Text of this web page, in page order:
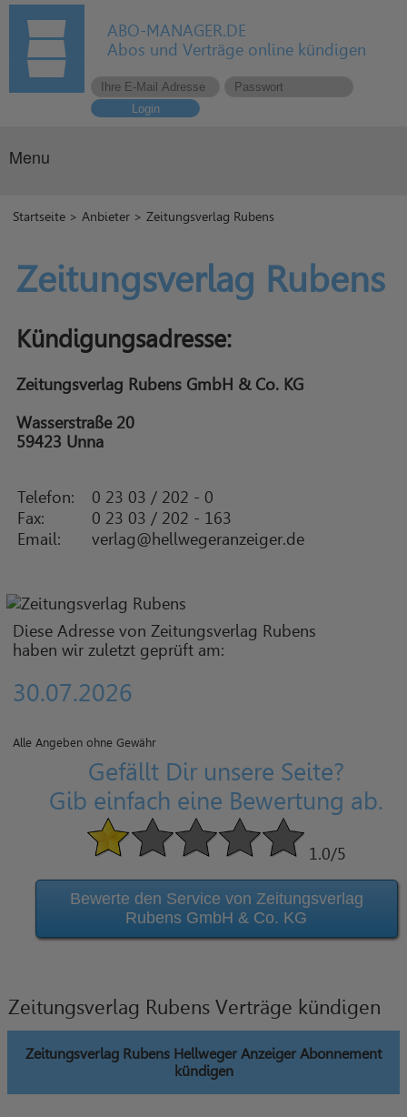
ABO-MANAGER.DE
Abos und Verträge online kündigen
Login
Menu
Startseite >Anbieter > Zeitungsverlag Rubens
Zeitungsverlag Rubens
Kündigungsadresse:
Zeitungsverlag Rubens GmbH & Co. KG
Wasserstraße 20
59423 Unna
Telefon:
0 23 03 / 202 - 0
Fax:
0 23 03 / 202 - 163
Email:
verlag@hellwegeranzeiger.de
Diese Adresse von Zeitungsverlag Rubens
haben wir zuletzt geprüft am:
30.07.2026
Alle Angeben ohne Gewähr
Gefällt Dir unsere Seite?
Gib einfach eine Bewertung ab.
1.0/5
Bewerte den Service von Zeitungsverlag
Rubens GmbH & Co. KG
Zeitungsverlag Rubens Verträge kündigen
Zeitungsverlag Rubens Hellweger Anzeiger Abonnement
kündigen